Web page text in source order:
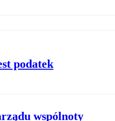
podatek
wspólnoty